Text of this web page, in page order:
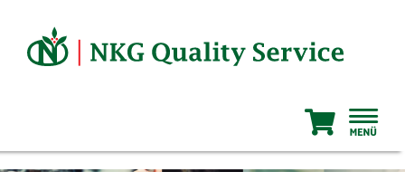
springen